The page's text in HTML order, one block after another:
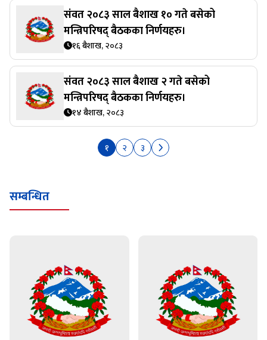
संवत २०८३ साल बैशाख १० गते बसेको
मन्त्रिपरिषद् बैठकका निर्णयहरु।
१६ बैशाख, २०८३
संवत २०८३ साल बैशाख २ गते बसेको
मन्त्रिपरिषद् बैठकका निर्णयहरु।
१४ बैशाख, २०८३
१ २ ३
सम्बन्धित